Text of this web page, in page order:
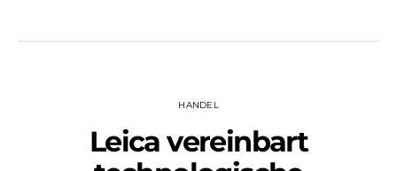
HANDEL
Leica vereinbart